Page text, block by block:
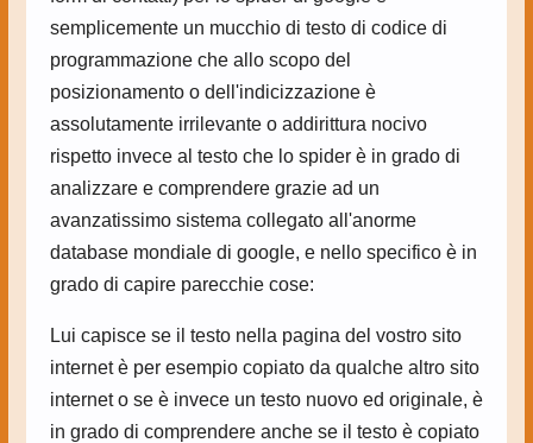
semplicemente un mucchio di testo di codice di
programmazione che allo scopo del
posizionamento o dell'indicizzazione è
assolutamente irrilevante o addirittura nocivo
rispetto invece al testo che lo spider è in grado di
analizzare e comprendere grazie ad un
avanzatissimo sistema collegato all'anorme
database mondiale di google, e nello specifico è in
grado di capire parecchie cose:
Lui capisce se il testo nella pagina del vostro sito
internet è per esempio copiato da qualche altro sito
internet o se è invece un testo nuovo ed originale, è
in grado di comprendere anche se il testo è copiato